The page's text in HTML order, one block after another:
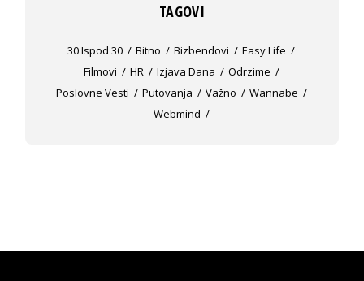
TAGOVI
30 Ispod 30 Bitno Bizbendovi
Easy Life
Filmovi
HR Izjava Dana
Odrzime
Poslovne Vesti
Putovanja Važno
Wannabe
Webmind